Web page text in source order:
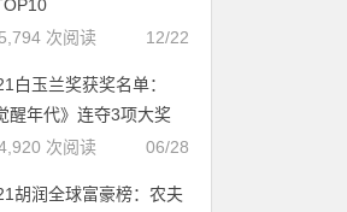
12/22
次阅读
白玉兰奖获奖名单：
醒年代》连夺3项大奖
06/28
次阅读
胡润全球富豪榜：农夫